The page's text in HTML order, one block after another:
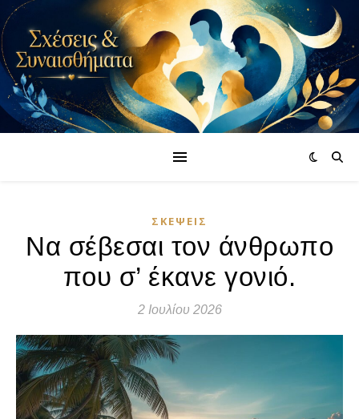
ΣΚΈΨΕΙΣ
Να σέβεσαι τον άνθρωπο
που σ’ έκανε γονιό.
2 Ιουλίου 2026